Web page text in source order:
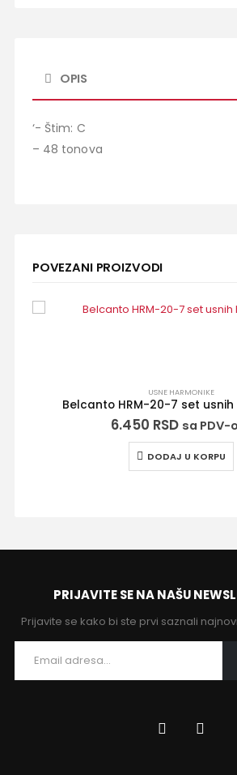
OPIS
‘- Štim: C
– 48 tonova
POVEZANI PROIZVODI
USNE HARMONIKE
Belcanto HRM-20-7 set
6.450 RSD sa PDV-
DODAJ U KORPU
PRIJAVITE SE NA NAŠU
Prijavite se kako bi ste prvi saznali